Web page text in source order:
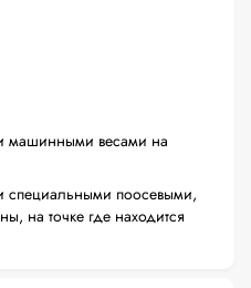
машинными весами на
специальными поосевыми,
на точке где находится